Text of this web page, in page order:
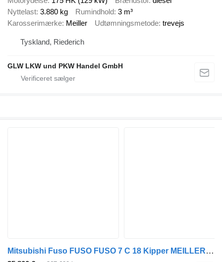
Nyttelast 3.880 kg Rumindhold 3 m³
Karosserimærke Meiller Udtømningsmetode trevejs
Tyskland, Riederich
GLW LKW und PKW Handel GmbH
Mitsubishi Fuso FUSO FUSO 7 C 18 Kipper MEILLER 3-Seiten*AHK*NL 3,8 T